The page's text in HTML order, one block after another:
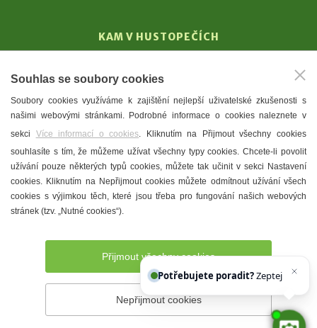
KAM V HUSTOPEČÍCH
T. G. Masaryk
Mandloně
Ubytování
Restaurace
Městské muzeum a galerie
Denní meníčka
Prohlášení o přístupnosti Správce webu
Souhlas se soubory cookies
Soubory cookies využíváme k zajištění nejlepší uživatelské zkušenosti s
našimi webovými stránkami. Podrobné informace o cookies naleznete v
sekci Více informací o cookies. Kliknutím na Přijmout všechny cookies
souhlasíte s tím, že můžeme užívat všechny typy cookies. Chcete-li povolit
užívání pouze některých typů cookies, můžete tak učinit v sekci Nastavení
cookies. Kliknutím na Nepřijmout cookies můžete odmítnout užívání všech
cookies s výjimkou těch, které jsou třeba pro fungování našich webových
stránek (tzv. „Nutné cookies“).
Přijmout všechny cookies
Nepřijmout cookies
Potřebujete poradit?Zeptejte se naše